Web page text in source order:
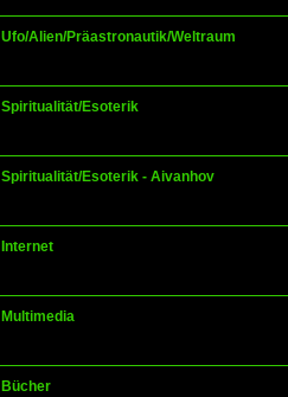
Ufo/Alien/Präastronautik/Weltraum
Spiritualität/Esoterik
Spiritualität/Esoterik - Aivanhov
Internet
Multimedia
Bücher